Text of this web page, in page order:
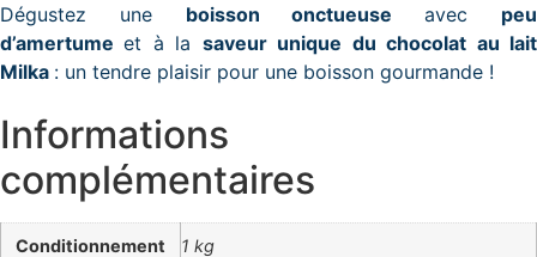
Dégustez une boisson onctueuseavec peu
d’amertumeet à la saveur unique du chocolat au lait
Milka : un tendre plaisir pour une boisson gourmande !
Informations
complémentaires
Conditionnement 1 kg